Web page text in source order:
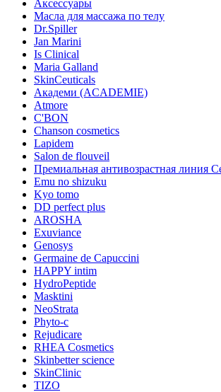
Аксессуары
Масла для массажа по телу
Dr.Spiller
Jan Marini
Is Clinical
Maria Galland
SkinCeuticals
Академи (ACADEMIE)
Atmore
C'BON
Chanson cosmetics
Lapidem
Salon de flouveil
Премиальная антивозрастная линия
Emu no shizuku
Kyo tomo
DD perfect plus
AROSHA
Exuviance
Genosys
Germaine de Capuccini
HAPPY intim
HydroPeptide
Masktini
NeoStrata
Phyto-c
Rejudicare
RHEA Cosmetics
Skinbetter science
SkinСlinic
TIZO